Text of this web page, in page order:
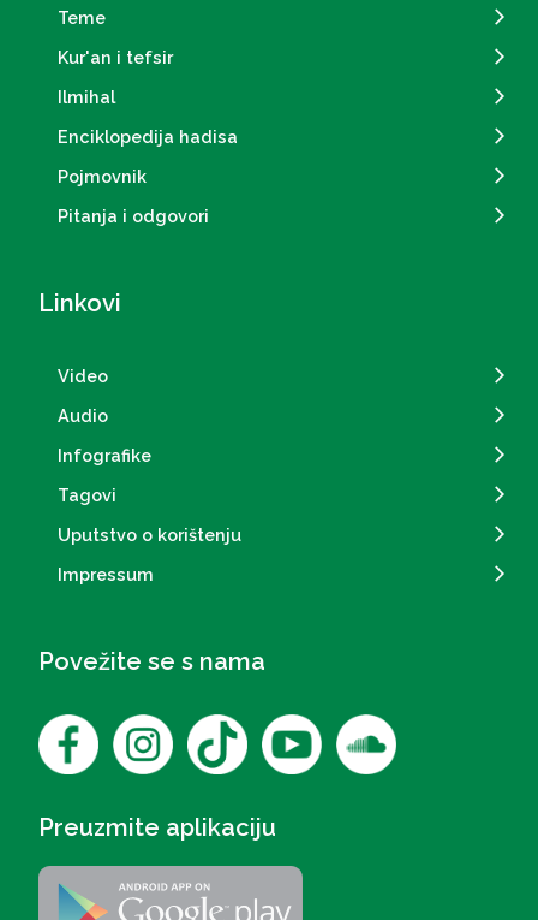
Teme
Kur'an i tefsir
Ilmihal
Enciklopedija hadisa
Pojmovnik
Pitanja i odgovori
Linkovi
Video
Audio
Infografike
Tagovi
Uputstvo o korištenju
Impressum
Povežite se s nama
Preuzmite aplikaciju